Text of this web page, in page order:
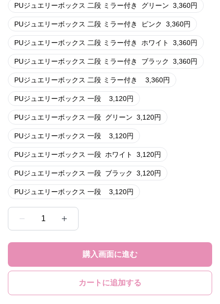
PUジュエリーボックス 二段 ミラー付き グリーン 3,360円
PUジュエリーボックス 二段 ミラー付き ピンク 3,360円
PUジュエリーボックス 二段 ミラー付き ホワイト 3,360円
PUジュエリーボックス 二段 ミラー付き ブラック 3,360円
PUジュエリーボックス 二段 ミラー付き 3,360円
PUジュエリーボックス 一段 3,120円
PUジュエリーボックス 一段 グリーン 3,120円
PUジュエリーボックス 一段 3,120円
PUジュエリーボックス 一段 ホワイト 3,120円
PUジュエリーボックス 一段 ブラック 3,120円
PUジュエリーボックス 一段 3,120円
1
購入画面に進む
カートに追加する